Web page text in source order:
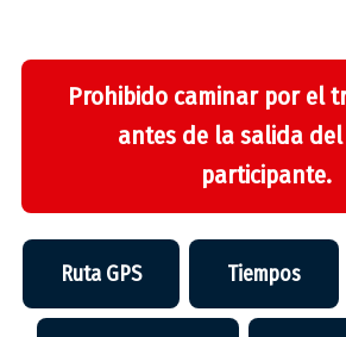
Prohibido caminar por el
antes de la salida
participante.
Ruta GPS Tiempos